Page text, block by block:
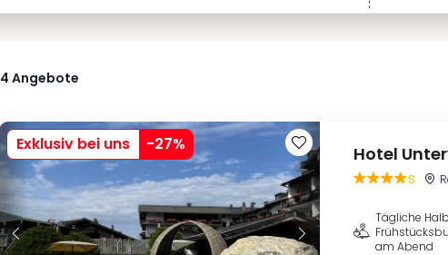
4 Angebote
Exklusiv bei uns -27% Hotel
s
Tägliche
am Abend